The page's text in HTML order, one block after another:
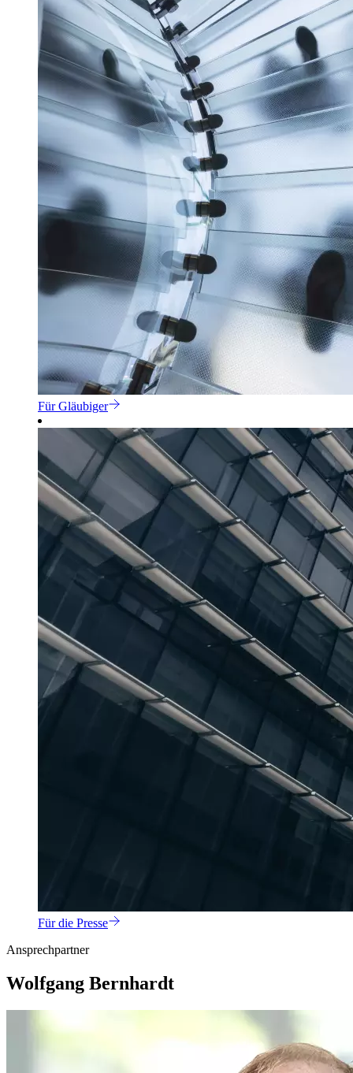
Für Gläubiger
Für die Presse
Ansprechpartner
Wolfgang Bernhardt